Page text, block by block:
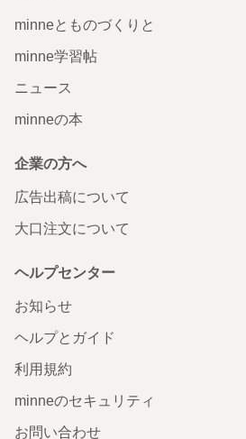
minneとものづくりと
minne学習帖
ニュース
minneの本
企業の方へ
広告出稿について
大口注文について
ヘルプセンター
お知らせ
ヘルプとガイド
利用規約
minneのセキュリティ
お問い合わせ